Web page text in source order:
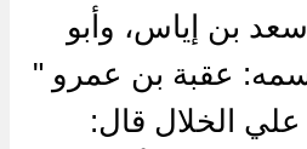
بن إياس، وأبو
عقبة بن عمرو "
الخلال قال: